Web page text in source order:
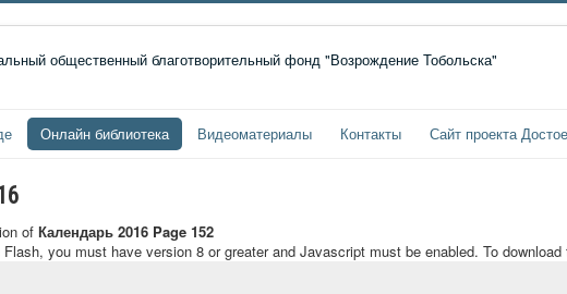
Онлайн библиотека Видеоматериалы Контакты Сайт проекта
of Календарь 2016 Page 152
you must have version 8 or greater and Javascript must be enabled. To